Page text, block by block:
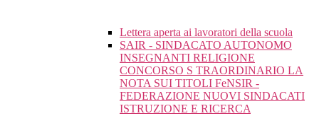
Lettera aperta ai lavoratori della scuola
SAIR - SINDACATO AUTONOMO
INSEGNANTI RELIGIONE
CONCORSO S TRAORDINARIO LA
NOTA SUI TITOLI FeNSIR -
FEDERAZIONE NUOVI SINDACATI
ISTRUZIONE E RICERCA